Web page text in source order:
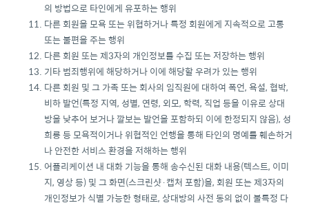
의 방법으로 타인에게 유포하는 행위
다른 회원을 모욕 또는 위협하거나 특정 회원에게 지속적으로 고통
또는 불편을 주는 행위
다른 회원 또는 제3자의 개인정보를 수집 또는 저장하는 행위
기타 범죄행위에 해당하거나 이에 해당할 우려가 있는 행위
다른 회원 및 그 가족 또는 회사의 임직원에 대하여 폭언, 욕설, 협박,
비하 발언(특정 지역, 성별, 연령, 외모, 학력, 직업 등을 이유로 상대
방을 낮추어 보거나 깔보는 발언을 포함하되 이에 한정되지 않음), 성
희롱 등 모욕적이거나 위협적인 언행을 통해 타인의 명예를 훼손하거
나 안전한 서비스 환경을 저해하는 행위
어플리케이션 내 대화 기능을 통해 송수신된 대화 내용(텍스트, 이미
지, 영상 등) 및 그 화면(스크린샷·캡처 포함)을, 회원 또는 제3자의
개인정보가 식별 가능한 형태로, 상대방의 사전 동의 없이 불특정 다